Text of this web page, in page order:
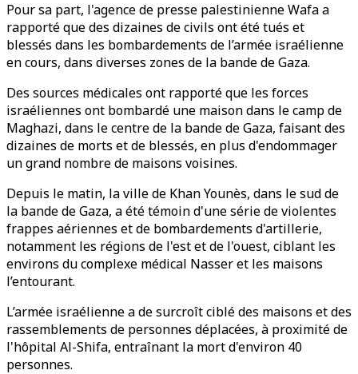
Pour sa part, l'agence de presse palestinienne Wafa a
rapporté que des dizaines de civils ont été tués et
blessés dans les bombardements de l’armée israélienne
en cours, dans diverses zones de la bande de Gaza.
Des sources médicales ont rapporté que les forces
israéliennes ont bombardé une maison dans le camp de
Maghazi, dans le centre de la bande de Gaza, faisant des
dizaines de morts et de blessés, en plus d'endommager
un grand nombre de maisons voisines.
Depuis le matin, la ville de Khan Younès, dans le sud de
la bande de Gaza, a été témoin d'une série de violentes
frappes aériennes et de bombardements d'artillerie,
notamment les régions de l'est et de l'ouest, ciblant les
environs du complexe médical Nasser et les maisons
l’entourant.
L’armée israélienne a de surcroît ciblé des maisons et des
rassemblements de personnes déplacées, à proximité de
l'hôpital Al-Shifa, entraînant la mort d'environ 40
personnes.